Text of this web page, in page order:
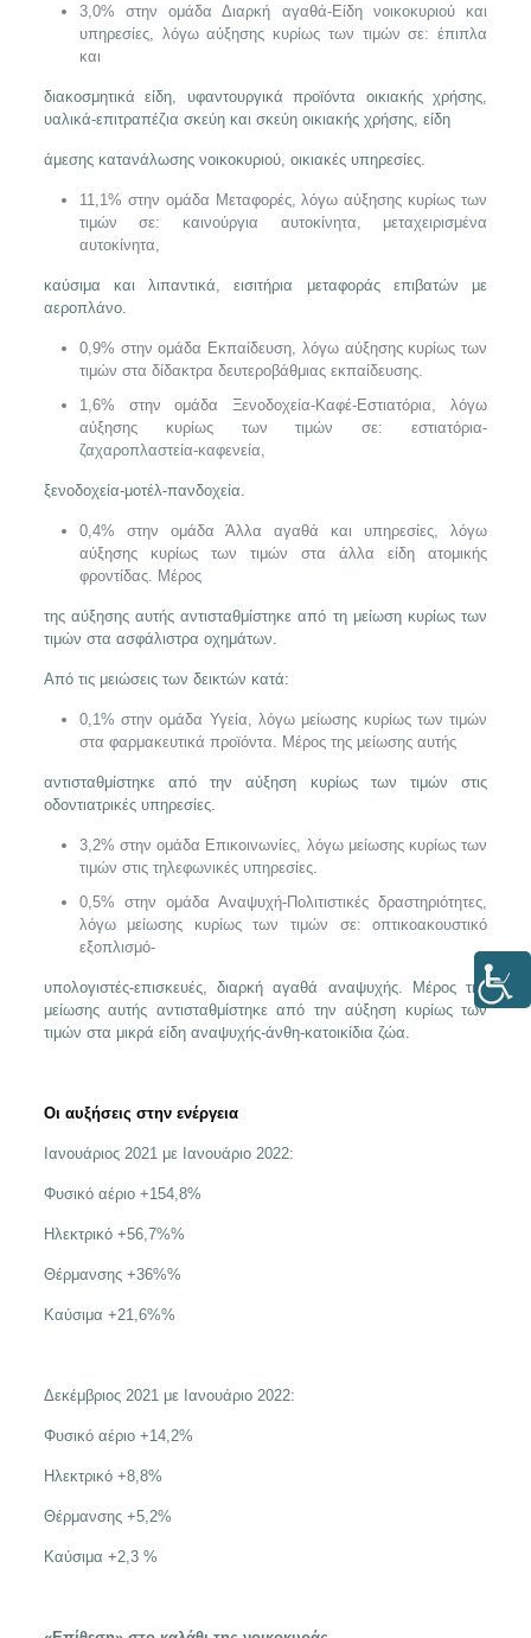
3,0% στην ομάδα Διαρκή αγαθά-Είδη νοικοκυριού και
υπηρεσίες, λόγω αύξησης κυρίως των τιμών σε: έπιπλα
και
διακοσμητικά είδη, υφαντουργικά προϊόντα οικιακής χρήσης,
υαλικά-επιτραπέζια σκεύη και σκεύη οικιακής χρήσης, είδη
άμεσης κατανάλωσης νοικοκυριού, οικιακές υπηρεσίες.
11,1% στην ομάδα Μεταφορές, λόγω αύξησης κυρίως των
τιμών σε: καινούργια αυτοκίνητα, μεταχειρισμένα
αυτοκίνητα,
καύσιμα και λιπαντικά, εισιτήρια μεταφοράς επιβατών με
αεροπλάνο.
0,9% στην ομάδα Εκπαίδευση, λόγω αύξησης κυρίως των
τιμών στα δίδακτρα δευτεροβάθμιας εκπαίδευσης.
1,6% στην ομάδα Ξενοδοχεία-Καφέ-Εστιατόρια, λόγω
αύξησης κυρίως των τιμών σε: εστιατόρια-
ζαχαροπλαστεία-καφενεία,
ξενοδοχεία-μοτέλ-πανδοχεία.
0,4% στην ομάδα Άλλα αγαθά και υπηρεσίες, λόγω
αύξησης κυρίως των τιμών στα άλλα είδη ατομικής
φροντίδας. Μέρος
της αύξησης αυτής αντισταθμίστηκε από τη μείωση κυρίως των
τιμών στα ασφάλιστρα οχημάτων.
Από τις μειώσεις των δεικτών κατά:
0,1% στην ομάδα Υγεία, λόγω μείωσης κυρίως των τιμών
στα φαρμακευτικά προϊόντα. Μέρος της μείωσης αυτής
αντισταθμίστηκε από την αύξηση κυρίως των τιμών στις
οδοντιατρικές υπηρεσίες.
3,2% στην ομάδα Επικοινωνίες, λόγω μείωσης κυρίως των
τιμών στις τηλεφωνικές υπηρεσίες.
0,5% στην ομάδα Αναψυχή-Πολιτιστικές δραστηριότητες,
λόγω μείωσης κυρίως των τιμών σε: οπτικοακουστικό
εξοπλισμό-
υπολογιστές-επισκευές, διαρκή αγαθά αναψυχής. Μέρος της
μείωσης αυτής αντισταθμίστηκε από την αύξηση κυρίως των
τιμών στα μικρά είδη αναψυχής-άνθη-κατοικίδια ζώα.
Οι αυξήσεις στην ενέργεια
Ιανουάριος 2021 με Ιανουάριο 2022:
Φυσικό αέριο +154,8%
Ηλεκτρικό +56,7%%
Θέρμανσης +36%%
Καύσιμα +21,6%%
Δεκέμβριος 2021 με Ιανουάριο 2022:
Φυσικό αέριο +14,2%
Ηλεκτρικό +8,8%
Θέρμανσης +5,2%
Καύσιμα +2,3 %